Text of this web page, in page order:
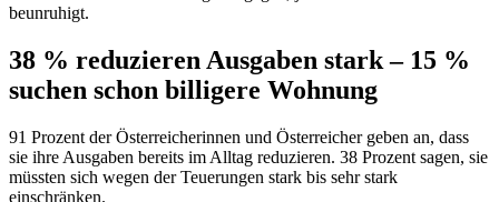
beunruhigt.
38 % reduzieren Ausgaben stark – 15 %
suchen schon billigere Wohnung
91 Prozent der Österreicherinnen und Österreicher geben an, dass
sie ihre Ausgaben bereits im Alltag reduzieren. 38 Prozent sagen, sie
müssten sich wegen der Teuerungen stark bis sehr stark
einschränken.